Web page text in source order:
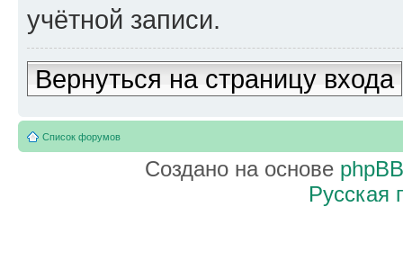
учётной записи.
Вернуться на страницу входа
Список форумов
Создано на основе phpBB
Русская